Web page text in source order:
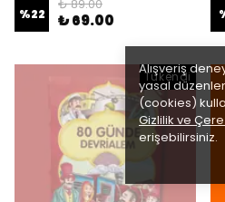
Alışveriş
yasal
(cookies)
Gizlilik ve
erişebilirsiniz.
%22
₺ 89.00
₺ 69.00
Tükendi